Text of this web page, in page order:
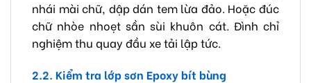
nhái mài chữ, dập dán tem lừa đảo. Hoặc đúc
chữ nhòe nhoẹt sần sùi khuôn cát. Đình chỉ
nghiệm thu quay đầu xe tải lập tức.
2.2. Kiểm tra lớp sơn Epoxy bít bùng